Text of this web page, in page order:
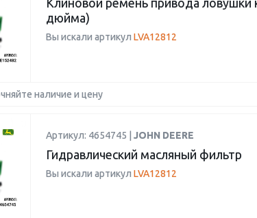
Клиновой ремень привода ловушки
дюйма)
Вы искали артикул LVA12812
наличие и цену
Артикул: 4654745 | JOHN DEERE
Гидравлический масляный фильтр
Вы искали артикул LVA12812